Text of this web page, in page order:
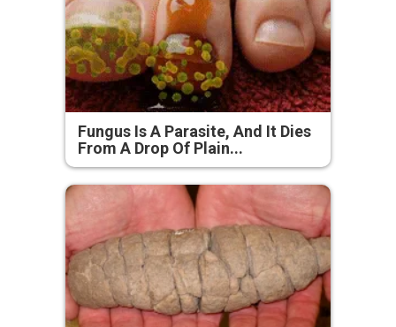
Fungus Is A Parasite, And It Dies
From A Drop Of Plain...